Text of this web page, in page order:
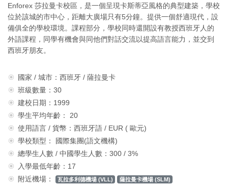
Enforex 莎拉曼卡校區，是一個呈現卡斯蒂亞風格的典型建築，學校
位於該城的市中心，距離大廣場只有5分鐘。提供一個舒適現代，設
備俱全的學校環境。課程部分，學校同時還開設有教授西班牙人的
外語課程，同學有機會與同他們對話交流以提高語言能力，並交到
西班牙朋友。
國家 / 城市：西班牙 / 薩拉曼卡
班級數量：30
建校日期：1999
學生平均年齡： 20
使用語言 / 貨幣：西班牙語 / EUR ( 歐元)
學校類型： 國際集團(語文機構)
總學生人數 / 中國學生人數：300 / 3%
入學最低年齡：17
附近機場：
瓦拉多利德機場 (VLL) 薩拉曼卡機場 (SLM)